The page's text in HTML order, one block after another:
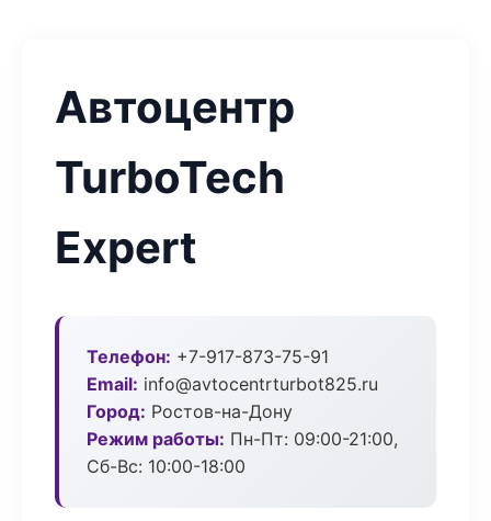
Автоцентр
TurboTech
Expert
Телефон: +7-917-873-75-91
Email: info@avtocentrturbot825.ru
Город: Ростов-на-Дону
Режим работы: Пн-Пт: 09:00-21:00,
Сб-Вс: 10:00-18:00